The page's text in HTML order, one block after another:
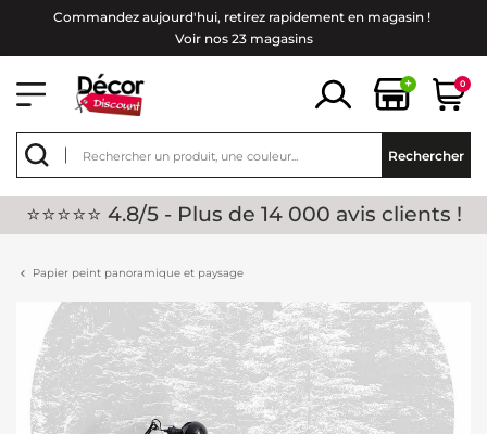
Commandez aujourd'hui, retirez rapidement en magasin !
Voir nos 23 magasins
+ 0
Rechercher
⭐⭐⭐⭐⭐ 4.8/5 - Plus de 14 000 avis clients !
Papier peint panoramique et paysage